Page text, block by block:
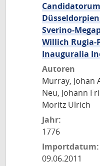
Sverino-
Willich Rugia-
Inauguralia
Autoren
Murray, Johan
Neu, Johann
Moritz Ulrich
Jahr:
1776
Importdatum:
09.06.2011